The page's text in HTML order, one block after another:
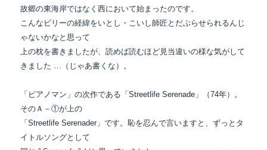
故郷の東海岸ではなく西において始まったのです。
こんなビリーの経緯をいとし・こいし師匠とだぶらせられるんじ
ゃないかなと思って
上の枕を書きましたが、読めば読むほど見当違いの様な気がして
きました …（じゃあ書くな）。
「ピアノマン」の次作である「Streetlife Serenade」（74年）。
そのＡ－①が上の
「Streetlife Serenader」です。恥を忍んで言いますと、ずっとタ
イトルソングとして